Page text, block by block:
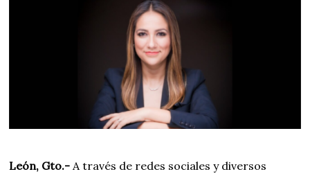
2
2
León, Gto.- A través de redes sociales y diversos